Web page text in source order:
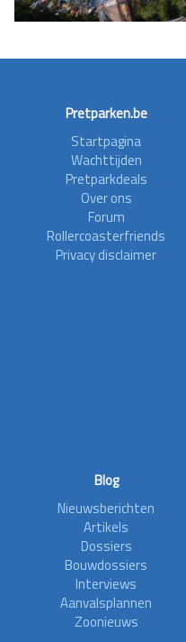
Pretparken.be
Startpagina
Wachttijden
Pretparkdeals
Over ons
Forum
Rollercoasterfriends
Privacy disclaimer
Blog
Nieuwsberichten
Artikels
Dossiers
Bouwdossiers
Interviews
Aanvalsplannen
Zoonieuws